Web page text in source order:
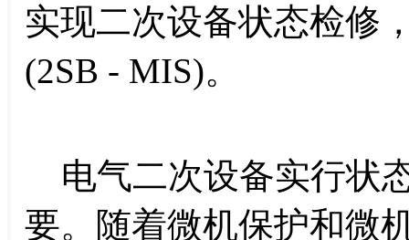
实现二次设备状态检修
(2SB - MIS)。
电气二次设备实行状
要。随着微机保护和微